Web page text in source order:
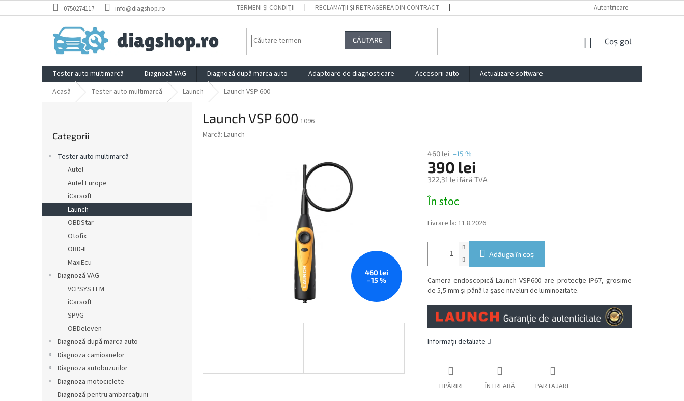
la
0750274117 info@diagshop.ro TERMENI ȘI CONDIȚII RECLAMAȚII ȘI RETRAGEREA DIN CONTRACT IMPRESSUM
Autentificare
CĂUTARE
COŞ
CUMPĂRĂTURI
Coş gol
Tester auto multimarcă Diagnoză VAG Diagnoză după marca auto Adaptoare de diagnosticare Accesorii auto
Actualizare software
Acasă
Tester auto multimarcă Launch Launch VSP 600
l
peste
Categorii
Tester auto multimarcă
Autel
Autel Europe
iCarsoft
Launch
OBDStar
Otofix
OBD-II
MaxiEcu
Diagnoză VAG
VCPSYSTEM
iCarsoft
SPVG
OBDeleven
Diagnoză după marca auto
Diagnoza camioanelor
Diagnoza autobuzurilor
Diagnoza motociclete
Diagnoză pentru ambarcațiuni
Launch VSP 600 1096
Marcă: Launch
460 lei
–15 %
460 lei –15 %
390 lei
322,31 lei fără TVA
Evaluare
preţ:
În stoc
Livrare la: 11.8.2026
Adăuga în coş
Camera endoscopică Launch VSP600 are protecție IP67, grosime
de 5,5 mm și până la șase niveluri de luminozitate.
Informaţii detaliate
TIPĂRIRE ÎNTREABĂ PARTAJARE